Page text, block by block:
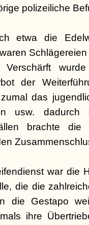
polizeiliche
etwa die
Verschärft
der
das
usw.
brachte die
war die
die die
die Gestapo
ihre